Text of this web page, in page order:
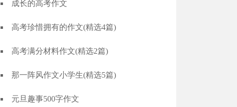
成长的高考作文
高考珍惜拥有的作文(精选4篇)
高考满分材料作文(精选2篇)
那一阵风作文小学生(精选5篇)
元旦趣事500字作文